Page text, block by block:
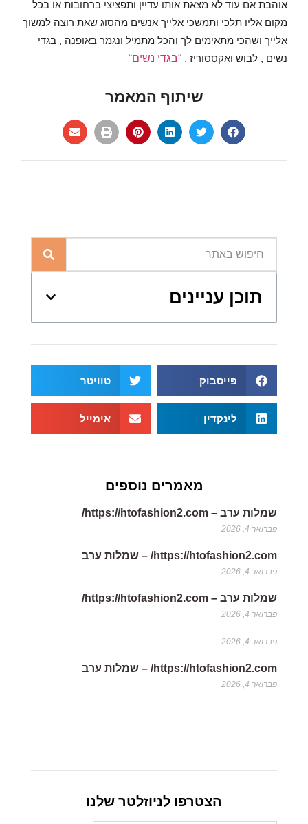
אוהבת אם עוד לא מצאת אותו עדיין ותפציצי ברחובות או בכל
מקום אליו תלכי ותמשכי אלייך אנשים מהסוג שאת רוצה למשוך
אלייך ושהכי מתאימים לך והכל מתמיל ונגמר באופנה , בגדי
נשים , לבוש ואקססוריז .“ בגדי נשים“
שיתוף המאמר
תוכן עניינים
פייסבוק טוויטר
לינקדין אימייל
מאמרים נוספים
שמלות ערב – https://htofashion2.com/
פברואר 4, 2026
https://htofashion2.com/ – שמלות ערב
פברואר 4, 2026
שמלות ערב – https://htofashion2.com/
פברואר 4, 2026
פברואר 4, 2026
https://htofashion2.com/ – שמלות ערב
פברואר 4, 2026
הצטרפו לניוזלטר שלנו